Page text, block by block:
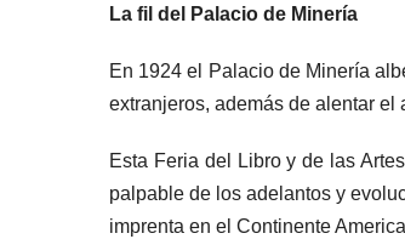
La fil del Palacio de Minería
En 1924 el Palacio de Minería
extranjeros, además de alentar el
Esta Feria del Libro y de las
palpable de los adelantos y
imprenta en el Continente